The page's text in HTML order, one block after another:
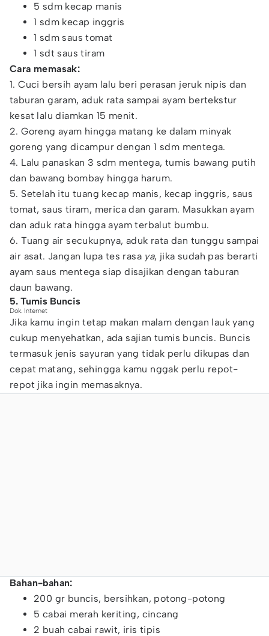
5 sdm kecap manis
1 sdm kecap inggris
1 sdm saus tomat
1 sdt saus tiram
Cara memasak:
1. Cuci bersih ayam lalu beri perasan jeruk nipis dan
taburan garam, aduk rata sampai ayam bertekstur
kesat lalu diamkan 15 menit.
2. Goreng ayam hingga matang ke dalam minyak
goreng yang dicampur dengan 1 sdm mentega.
4. Lalu panaskan 3 sdm mentega, tumis bawang putih
dan bawang bombay hingga harum.
5. Setelah itu tuang kecap manis, kecap inggris, saus
tomat, saus tiram, merica dan garam. Masukkan ayam
dan aduk rata hingga ayam terbalut bumbu.
6. Tuang air secukupnya, aduk rata dan tunggu sampai
air asat. Jangan lupa tes rasa ya, jika sudah pas berarti
ayam saus mentega siap disajikan dengan taburan
daun bawang.
5. Tumis Buncis
Dok. Internet
Jika kamu ingin tetap makan malam dengan lauk yang
cukup menyehatkan, ada sajian tumis buncis. Buncis
termasuk jenis sayuran yang tidak perlu dikupas dan
cepat matang, sehingga kamu nggak perlu repot-
repot jika ingin memasaknya.
Bahan-bahan:
200 gr buncis, bersihkan, potong-potong
5 cabai merah keriting, cincang
2 buah cabai rawit, iris tipis